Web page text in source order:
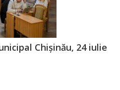
Chișinău, 24 iulie